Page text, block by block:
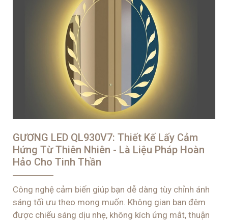
GƯƠNG LED QL930V7: Thiết Kế Lấy Cảm
Hứng Từ Thiên Nhiên - Là Liệu Pháp Hoàn
Hảo Cho Tinh Thần
Công nghệ cảm biến giúp bạn dễ dàng tùy chỉnh ánh
sáng tối ưu theo mong muốn. Không gian ban đêm
được chiếu sáng dịu nhẹ, không kích ứng mắt, thuận